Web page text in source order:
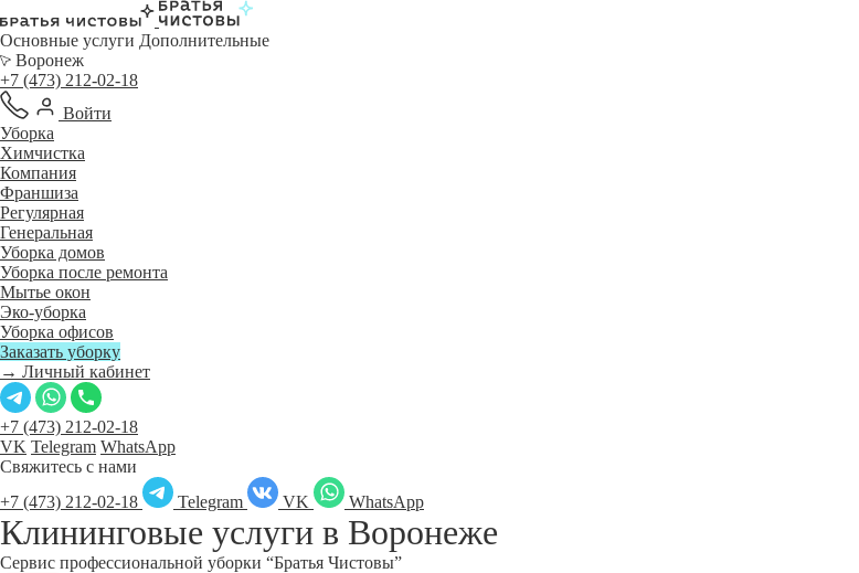
Основные услуги Дополнительные
Воронеж
+7 (473) 212-02-18
Войти
Уборка
Химчистка
Компания
Франшиза
Регулярная
Генеральная
Уборка домов
Уборка после ремонта
Мытье окон
Эко-уборка
Уборка офисов
Заказать уборку
→ Личный кабинет
+7 (473) 212-02-18
VK Telegram WhatsApp
Свяжитесь с нами
+7 (473) 212-02-18
Telegram VK WhatsApp
Клининговые услуги в Воронеже
Сервис профессиональной уборки “Братья Чистовы”